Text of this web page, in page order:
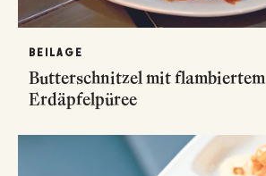
BEILAGE
Butterschnitzel mit flambiertem
Erdäpfelpüree